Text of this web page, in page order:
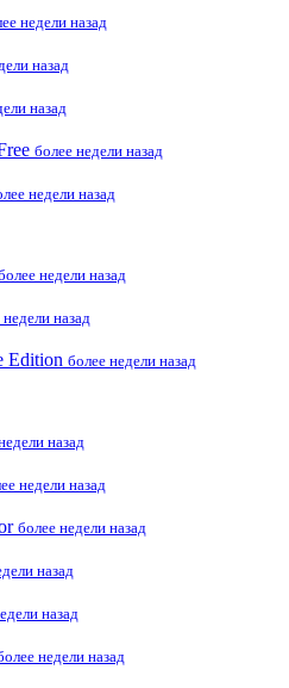
недели назад
назад
назад
более недели назад
недели назад
недели назад
назад
Edition более недели назад
назад
недели назад
более недели назад
назад
назад
недели назад